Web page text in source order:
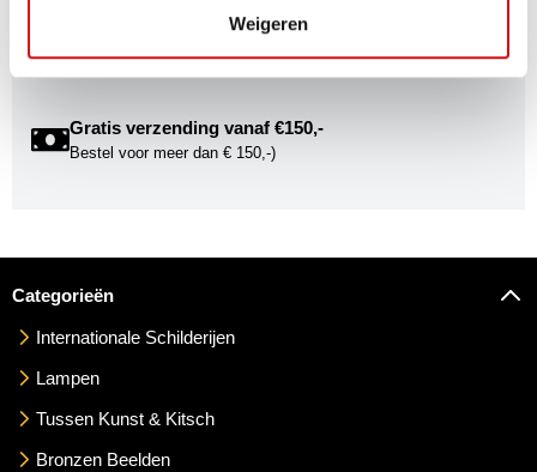
Weigeren
mogelijkheden om uw kunst via Kunstuwel.nl te presenteren.
Gratis verzending vanaf €150,-
Bestel voor meer dan € 150,-)
Categorieën
Internationale Schilderijen
Lampen
Tussen Kunst & Kitsch
Bronzen Beelden